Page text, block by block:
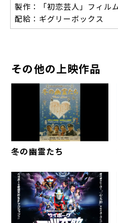
製作：「初恋芸人」フィル
配給：ギグリーボックス
その他の上映作品
冬の幽霊たち